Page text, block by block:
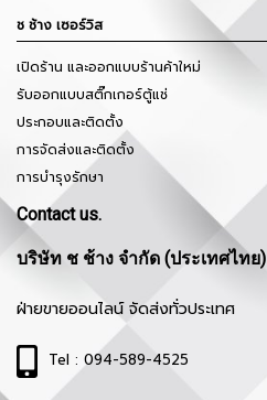
ช ช้าง เซอร์วิส
เปิดร้าน และออกแบบร้านค้าใหม่
รับออกแบบสติ๊กเกอร์ตู้แช่
ประกอบและติดตั้ง
การจัดส่งและติดตั้ง
การบำรุงรักษา
Contact us.
บริษัท ช ช้าง จำกัด (ประเทศไทย)
ฝ่ายขายออนไลน์ จัดส่งทั่วประเทศ
Tel : 094-589-4525